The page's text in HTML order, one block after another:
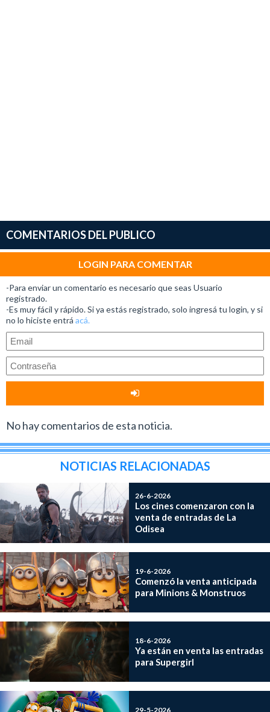
COMENTARIOS DEL PUBLICO
LOGIN PARA COMENTAR
-Para enviar un comentario es necesario que seas Usuario
registrado.
-Es muy fácil y rápido. Si ya estás registrado, solo ingresá tu login, y si
no lo hiciste entrá acá.
No hay comentarios de esta noticia.
NOTICIAS RELACIONADAS
26-6-2026
Los cines comenzaron con la
venta de entradas de La
Odisea
19-6-2026
Comenzó la venta anticipada
para Minions & Monstruos
18-6-2026
Ya están en venta las entradas
para Supergirl
29-5-2026